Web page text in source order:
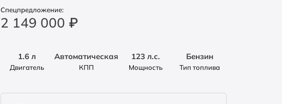
Спецпредложение:
2 149 000 ₽
1.6 л
Двигатель
Автоматическая
КПП
123 л.с.
Мощность
Бензин
Тип топлива